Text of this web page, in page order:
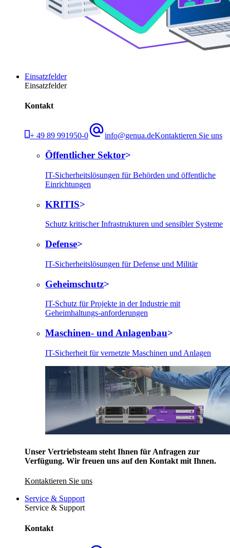
Einsatzfelder
Einsatzfelder
Kontakt
+ 49 89 991950-0 info@genua.deKontaktieren Sie uns
Öffentlicher Sektor
IT-Sicherheitslösungen für Behörden und öffentliche
Einrichtungen
KRITIS
Schutz kritischer Infrastrukturen und sensibler Systeme
Defense
IT-Sicherheitslösungen für Defense und Militär
Geheimschutz
IT-Schutz für Projekte in der Industrie mit
Geheimhaltungs-anforderungen
Maschinen- und Anlagenbau
IT-Sicherheit für vernetzte Maschinen und Anlagen
Unser Vertriebsteam steht Ihnen für Anfragen zur
Verfügung. Wir freuen uns auf den Kontakt mit Ihnen.
Kontaktieren Sie uns
Service & Support
Service & Support
Kontakt